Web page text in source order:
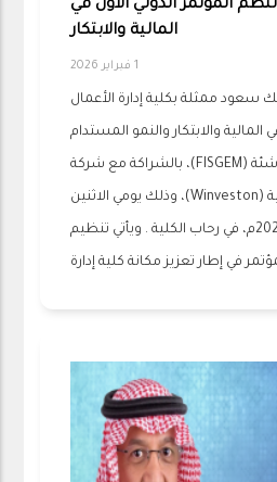
تنظم المؤتمر الدولي الأول في
المالية والابتكار
1 فبراير 2026
سعود ممثلة بكلية إدارة الأعمال
المالية والابتكار والنمو المستدام
في الأسواق الناشئة (FISGEM)، بالشراكة مع شركة
وينفستن المالية (Winveston)، وذلك يومي الاثنين
والثلاثاء 2–3 فبراير 2026م، في رحاب الكلية . ويأتي تنظيم
في إطار تعزيز مكانة كلية إدارة